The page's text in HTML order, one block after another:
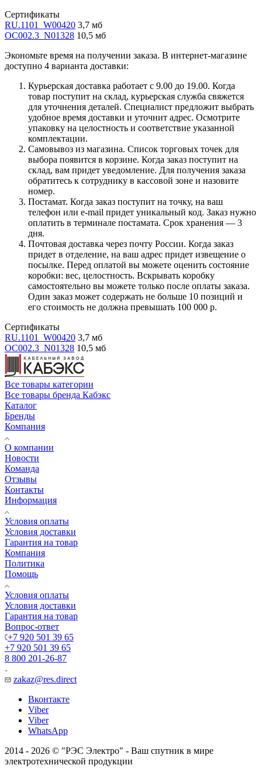
Сертификаты
RU.1101_W00420 3,7 мб
OC002.3_N01328 10,5 мб
Экономьте время на получении заказа. В интернет-магазине
доступно 4 варианта доставки:
Курьерская доставка работает с 9.00 до 19.00. Когда
товар поступит на склад, курьерская служба свяжется
для уточнения деталей. Специалист предложит выбрать
удобное время доставки и уточнит адрес. Осмотрите
упаковку на целостность и соответствие указанной
комплектации.
Самовывоз из магазина. Список торговых точек для
выбора появится в корзине. Когда заказ поступит на
склад, вам придет уведомление. Для получения заказа
обратитесь к сотруднику в кассовой зоне и назовите
номер.
Постамат. Когда заказ поступит на точку, на ваш
телефон или e-mail придет уникальный код. Заказ нужно
оплатить в терминале постамата. Срок хранения — 3
дня.
Почтовая доставка через почту России. Когда заказ
придет в отделение, на ваш адрес придет извещение о
посылке. Перед оплатой вы можете оценить состояние
коробки: вес, целостность. Вскрывать коробку
самостоятельно вы можете только после оплаты заказа.
Один заказ может содержать не больше 10 позиций и
его стоимость не должна превышать 100 000 р.
Сертификаты
RU.1101_W00420 3,7 мб
OC002.3_N01328 10,5 мб
Все товары категории
Все товары бренда Кабэкс
Каталог
Бренды
Компания
О компании
Новости
Команда
Отзывы
Контакты
Информация
Условия оплаты
Условия доставки
Гарантия на товар
Компания
Политика
Помощь
Условия оплаты
Условия доставки
Гарантия на товар
Вопрос-ответ
+7 920 501 39 65
+7 920 501 39 65
8 800 201-26-87
zakaz@res.direct
Вконтакте
Viber
Viber
WhatsApp
2014 - 2026 © "РЭС Электро" - Ваш спутник в мире
электротехнической продукции